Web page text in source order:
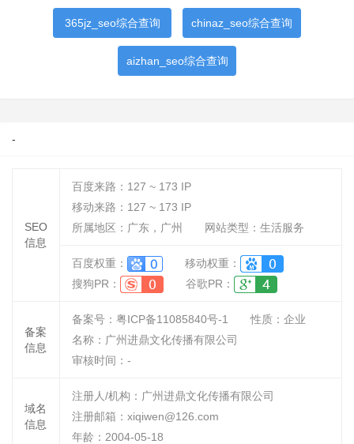
365jz_seo综合查询 chinaz_seo综合查询
aizhan_seo综合查询
-
SEO
信息
百度来路： 127 ~ 173 IP
移动来路： 127 ~ 173 IP
所属地区：广东，广州
网站类型：生活服务
百度权重：
移动权重：
搜狗PR：
谷歌PR：
备案
信息
备案号：粤ICP备11085840号-1 性质： 企业
名称： 广州进鼎文化传播有限公司
审核时间： -
域名
信息
注册人/机构：广州进鼎文化传播有限公司
注册邮箱：xiqiwen@126.com
年龄：2004-05-18